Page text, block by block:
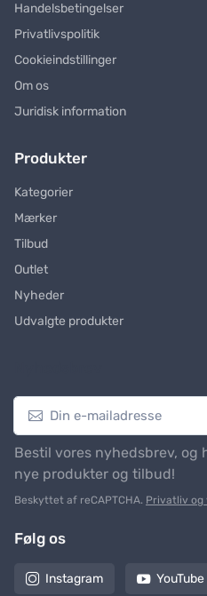
Handelsbetingelser
Privatlivspolitik
Cookieindstillinger
Om os
Juridisk information
Produkter
Kategorier
Mærker
Tilbud
Outlet
Nyheder
Udvalgte produkter
Bestil vores nyhedsbrev, og
nye produkter og tilbud!
Beskyttet af reCAPTCHA. Privatliv og
Følg os
Instagram YouTube